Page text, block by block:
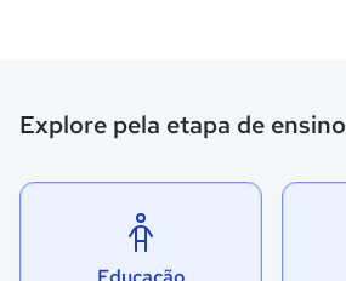
Explore pela etapa de ensino